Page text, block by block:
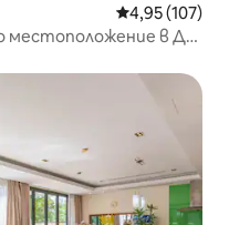
Средна
4,95 (107)
местоположение в Да